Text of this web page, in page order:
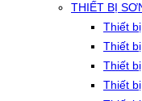
THIẾT BỊ
Thiết
Thiết
Thiết
Thiết